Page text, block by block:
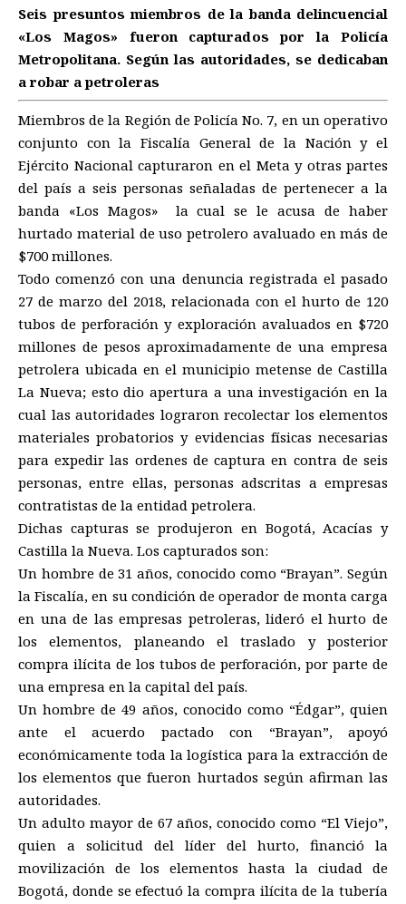
Seis presuntos miembros de la banda delincuencial
«Los Magos» fueron capturados por la Policía
Metropolitana. Según las autoridades, se dedicaban
a robar a petroleras
Miembros de la Región de Policía No. 7, en un operativo
conjunto con la Fiscalía General de la Nación y el
Ejército Nacional capturaron en el Meta y otras partes
del país a seis personas señaladas de pertenecer a la
banda «Los Magos» la cual se le acusa de haber
hurtado material de uso petrolero avaluado en más de
$700 millones.
Todo comenzó con una denuncia registrada el pasado
27 de marzo del 2018, relacionada con el hurto de 120
tubos de perforación y exploración avaluados en $720
millones de pesos aproximadamente de una empresa
petrolera ubicada en el municipio metense de Castilla
La Nueva; esto dio apertura a una investigación en la
cual las autoridades lograron recolectar los elementos
materiales probatorios y evidencias físicas necesarias
para expedir las ordenes de captura en contra de seis
personas, entre ellas, personas adscritas a empresas
contratistas de la entidad petrolera.
Dichas capturas se produjeron en Bogotá, Acacías y
Castilla la Nueva. Los capturados son:
Un hombre de 31 años, conocido como “Brayan”. Según
la Fiscalía, en su condición de operador de monta carga
en una de las empresas petroleras, lideró el hurto de
los elementos, planeando el traslado y posterior
compra ilícita de los tubos de perforación, por parte de
una empresa en la capital del país.
Un hombre de 49 años, conocido como “Édgar”, quien
ante el acuerdo pactado con “Brayan”, apoyó
económicamente toda la logística para la extracción de
los elementos que fueron hurtados según afirman las
autoridades.
Un adulto mayor de 67 años, conocido como “El Viejo”,
quien a solicitud del líder del hurto, financió la
movilización de los elementos hasta la ciudad de
Bogotá, donde se efectuó la compra ilícita de la tubería